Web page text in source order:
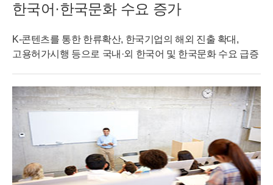
한국어·한국문화 수요 증가
K-콘텐츠를 통한 한류확산, 한국기업의 해외 진출 확대,
고용허가시행 등으로 국내·외 한국어 및 한국문화 수요 급증